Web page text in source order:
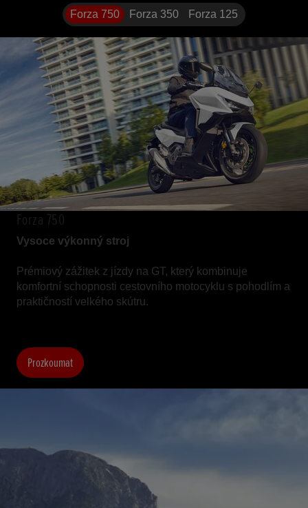
Forza 750 Forza 350 Forza 125
Forza 750
Vysoce výkonný stroj
Prémiový zážitek z jízdy na GT, který kombinuje
komfortní schopnosti cestovního motocyklu s pohodlím a
praktičností velkého skútru.
Prozkoumat